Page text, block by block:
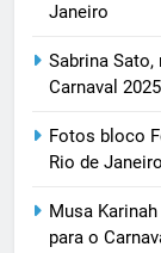
Janeiro
Sabrina Sato,
Carnaval
Fotos bloco
Rio de Janeiro
Musa
para o